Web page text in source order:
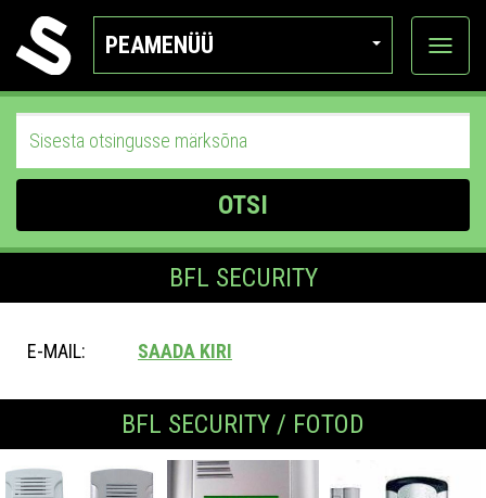
PEAMENÜÜ
Ava
OTSI
BFL SECURITY
E-MAIL: SAADA KIRI
BFL SECURITY / FOTOD